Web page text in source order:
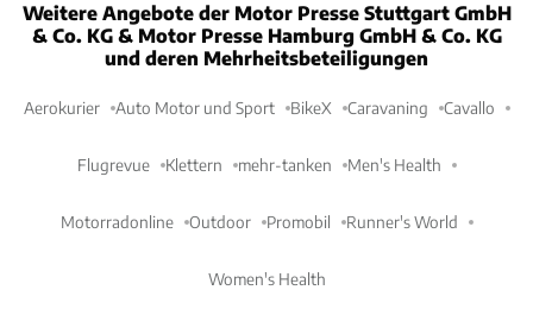
Weitere Angebote der Motor Presse Stuttgart GmbH
& Co. KG & Motor Presse Hamburg GmbH & Co. KG
und deren Mehrheitsbeteiligungen
Aerokurier Auto Motor und Sport BikeX Caravaning Cavallo
Flugrevue Klettern mehr-tanken Men's Health
Motorradonline Outdoor Promobil Runner's World
Women's Health